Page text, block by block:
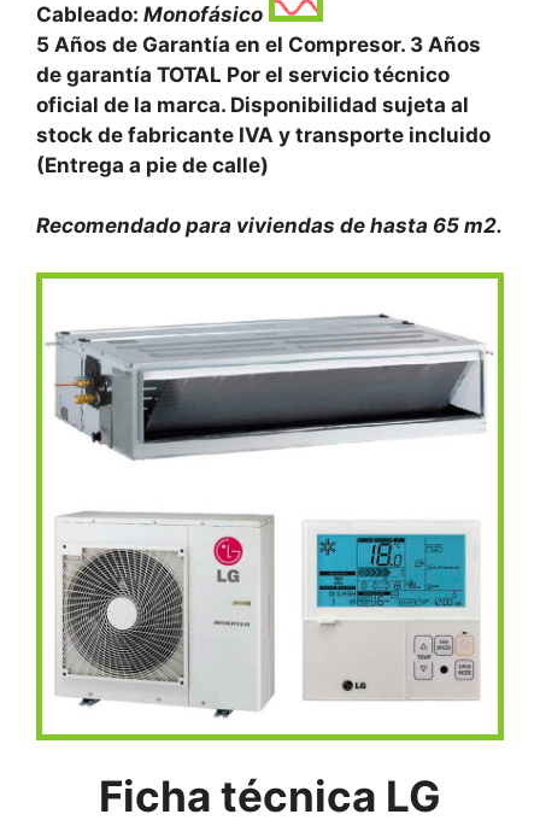
Cableado: Monofásico
5 Años de Garantía en el Compresor. 3 Años
de garantía TOTAL Por el servicio técnico
oficial de la marca. Disponibilidad sujeta al
stock de fabricante IVA y transporte incluido
(Entrega a pie de calle)
Recomendado para viviendas de hasta 65 m2.
Ficha técnica LG